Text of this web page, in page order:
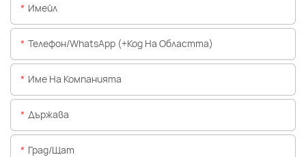
Имейл
Телефон/WhatsApp (+Код На Областта)
Име На Компанията
Държава
Град/щат